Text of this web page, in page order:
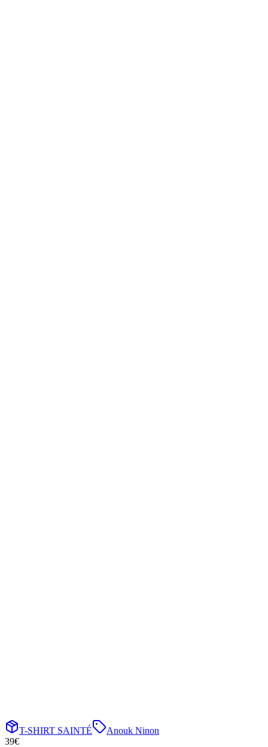
T-SHIRT SAINTÉ
Anouk Ninon
39€